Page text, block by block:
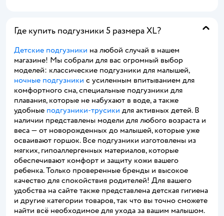
Где купить подгузники 5 размера XL?
Детские подгузники на любой случай в нашем
магазине! Мы собрали для вас огромный выбор
моделей: классические подгузники для малышей,
ночные подгузники с усиленным впитыванием для
комфортного сна, специальные подгузники для
плавания, которые не набухают в воде, а также
удобные подгузники-трусики для активных детей. В
наличии представлены модели для любого возраста и
веса — от новорожденных до малышей, которые уже
осваивают горшок. Все подгузники изготовлены из
мягких, гипоаллергенных материалов, которые
обеспечивают комфорт и защиту кожи вашего
ребенка. Только проверенные бренды и высокое
качество для спокойствия родителей! Для вашего
удобства на сайте также представлена детская гигиена
и другие категории товаров, так что вы точно сможете
найти всё необходимое для ухода за вашим малышом.